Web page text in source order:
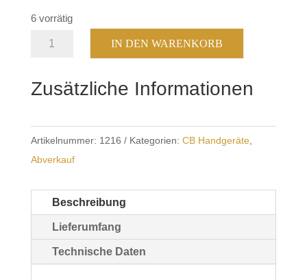
6 vorrätig
KPO
Menge
IN DEN WARENKORB
Zusätzliche Informationen
Artikelnummer: 1216 Kategorien: CB Handgeräte,
Abverkauf
Beschreibung
Lieferumfang
Technische Daten